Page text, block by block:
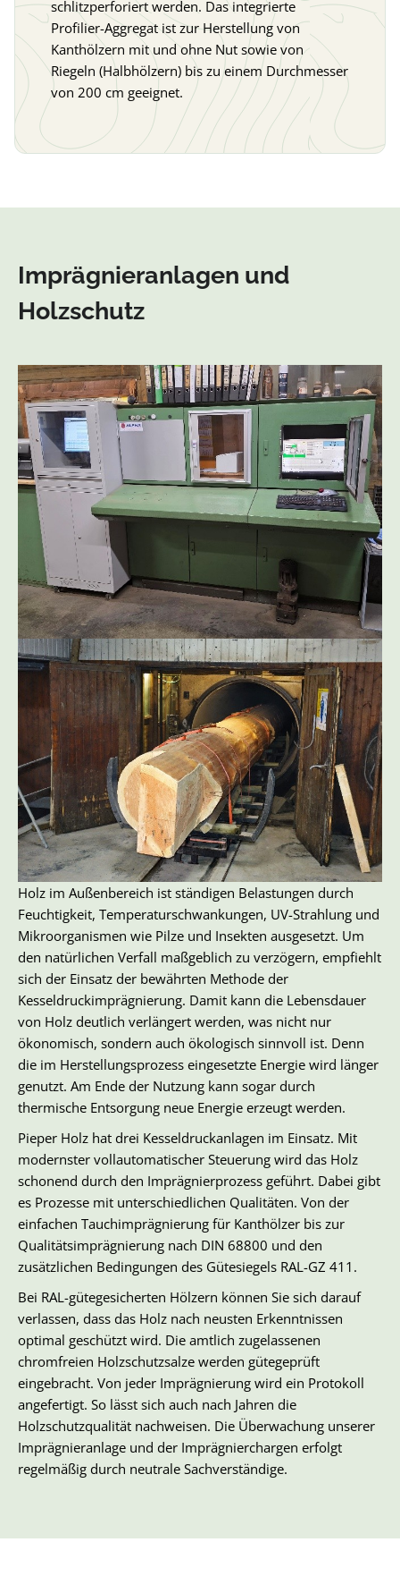
schlitzperforiert werden. Das integrierte
Profilier-Aggregat ist zur Herstellung von
Kanthölzern mit und ohne Nut sowie von
Riegeln (Halbhölzern) bis zu einem Durchmesser
von 200 cm geeignet.
Imprägnieranlagen und
Holzschutz
Holz im Außenbereich ist ständigen Belastungen durch
Feuchtigkeit, Temperaturschwankungen, UV-Strahlung und
Mikroorganismen wie Pilze und Insekten ausgesetzt. Um
den natürlichen Verfall maßgeblich zu verzögern, empfiehlt
sich der Einsatz der bewährten Methode der
Kesseldruckimprägnierung. Damit kann die Lebensdauer
von Holz deutlich verlängert werden, was nicht nur
ökonomisch, sondern auch ökologisch sinnvoll ist. Denn
die im Herstellungsprozess eingesetzte Energie wird länger
genutzt. Am Ende der Nutzung kann sogar durch
thermische Entsorgung neue Energie erzeugt werden.
Pieper Holz hat drei Kesseldruckanlagen im Einsatz. Mit
modernster vollautomatischer Steuerung wird das Holz
schonend durch den Imprägnierprozess geführt. Dabei gibt
es Prozesse mit unterschiedlichen Qualitäten. Von der
einfachen Tauchimprägnierung für Kanthölzer bis zur
Qualitätsimprägnierung nach DIN 68800 und den
zusätzlichen Bedingungen des Gütesiegels RAL-GZ 411.
Bei RAL-gütegesicherten Hölzern können Sie sich darauf
verlassen, dass das Holz nach neusten Erkenntnissen
optimal geschützt wird. Die amtlich zugelassenen
chromfreien Holzschutzsalze werden gütegeprüft
eingebracht. Von jeder Imprägnierung wird ein Protokoll
angefertigt. So lässt sich auch nach Jahren die
Holzschutzqualität nachweisen. Die Überwachung unserer
Imprägnieranlage und der Imprägnierchargen erfolgt
regelmäßig durch neutrale Sachverständige.